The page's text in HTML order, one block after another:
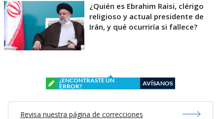
¿Quién es Ebrahim Raisi, clérigo
religioso y actual presidente de
Irán, y qué ocurriría si fallece?
¿ENCONTRASTE UN
ERROR?
AVÍSANOS
Revisa nuestra página de correcciones